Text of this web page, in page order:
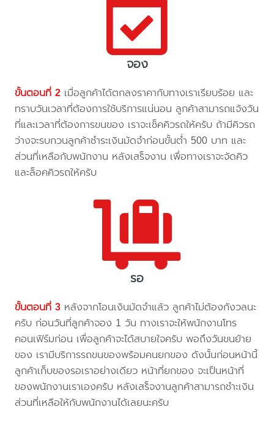
จอง
ขั้นตอนที่ 2 เมื่อลูกค้าได้ตกลงราคากับทางเราเรียบร้อย และ
ทราบวันเวลาที่ต้องการใช้บริการแน่นอน ลูกค้าสามารถแจ้งวัน
ที่และเวลาที่ต้องการขนของ เราจะเช็คคิวรถให้ครับ ถ้ามีคิวรถ
ว่างจะรบกวนลูกค้าชำระเงินมัดจำก่อนขั้นต่ำ 500 บาท และ
ส่วนที่เหลือกับพนักงาน หลังเสร็จงาน เพื่อทางเราจะจัดคิว
และล็อคคิวรถให้ครับ
รอ
ขั้นตอนที่ 3 หลังจากโอนเงินมัดจำแล้ว ลูกค้าไม่ต้องกังวลนะ
ครับ ก่อนวันที่ลูกค้าจอง 1 วัน ทางเราจะให้พนักงานโทร
คอนเฟิร์มก่อน เพื่อลูกค้าจะได้สบายใจครับ พอถึงวันขนย้าย
ของ เรามีบริการรถขนของพร้อมคนยกของ ดังนั้นก่อนหน้านี้
ลูกค้าเก็บของรอเราอย่างเดียว หน้าที่ยกของ จะเป็นหน้าที่
ของพนักงานเราเองครับ หลังเสร็จงานลูกค้าสามารถชำะเงิน
ส่วนที่เหลือให้กับพนักงานได้เลยนะครับ